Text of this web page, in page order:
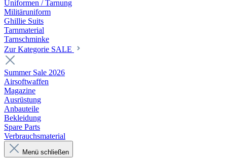
Uniformen / Tarnung
Militäruniform
Ghillie Suits
Tarnmaterial
Tarnschminke
Zur Kategorie SALE
Summer Sale 2026
Airsoftwaffen
Magazine
Ausrüstung
Anbauteile
Bekleidung
Spare Parts
Verbrauchsmaterial
Menü schließen